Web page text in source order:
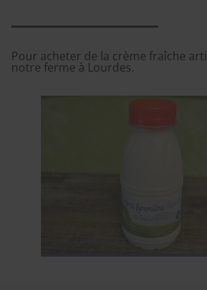
Pour acheter de la crème fraîche
notre ferme à Lourdes.